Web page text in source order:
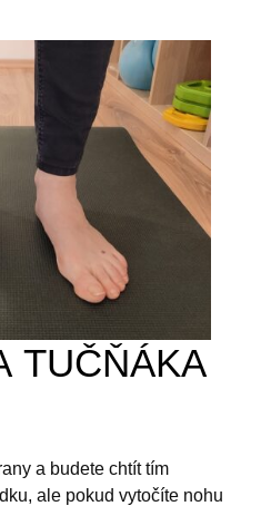
TUČŇÁKA
a budete chtít tím
ale pokud vytočíte nohu